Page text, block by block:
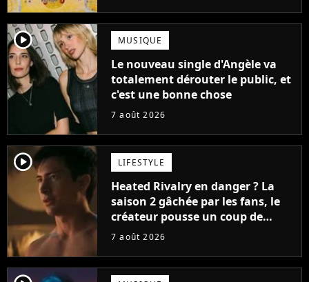
player2 MUSIQUE
Le nouveau single d'Angèle va
totalement dérouter le public, et
c'est une bonne chose
7 août 2026
player2 LIFESTYLE
Heated Rivalry en danger ? La
saison 2 gâchée par les fans, le
créateur pousse un coup de
gueule
7 août 2026